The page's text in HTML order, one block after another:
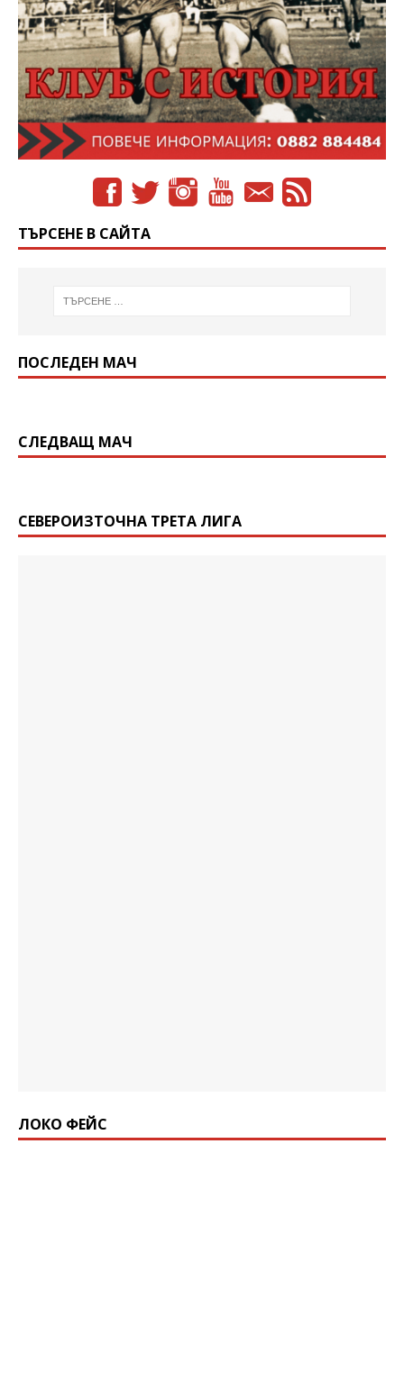
ТЪРСЕНЕ В САЙТА
ПОСЛЕДЕН МАЧ
СЛЕДВАЩ МАЧ
СЕВЕРОИЗТОЧНА ТРЕТА ЛИГА
ЛОКО ФЕЙС